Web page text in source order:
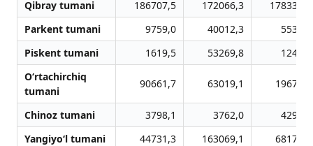
Qibray tumani 186707,5 172066,3
178335,5
Parkent tumani
9759,0 40012,3
5539,8
Piskent tumani
1619,5 53269,8
1244,6
O‘rtachirchiq
tumani
90661,7 63019,1 19675,4
Chinoz tumani 3798,1 3762,0
4299,3
Yangiyo‘l tumani
44731,3 163069,1
68172,2